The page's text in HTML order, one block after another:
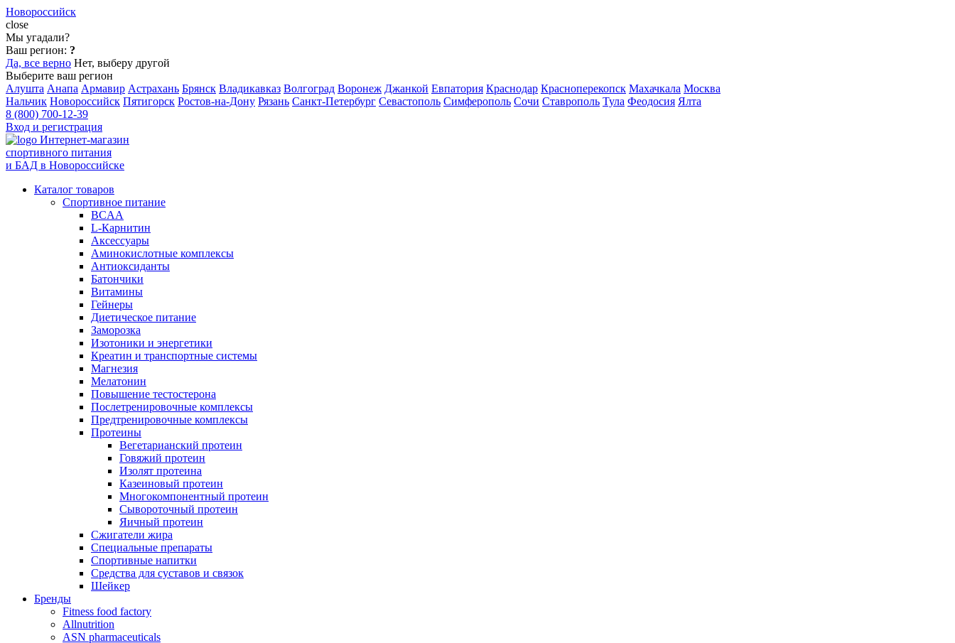
Новороссийск
close
Мы угадали?
Ваш регион: ?
Да, все верно Нет, выберу другой
Выберите ваш регион
Алушта Анапа Армавир Астрахань Брянск Владикавказ Волгоград Воронеж Джанкой Евпатория Краснодар Красноперекопск Махачкала Москва
Нальчик Новороссийск Пятигорск Ростов-на-Дону Рязань Санкт-Петербург Севастополь Симферополь Сочи Ставрополь Тула Феодосия Ялта
8 (800) 700-12-39
Вход и регистрация
Интернет-магазин
спортивного питания
и БАД в Новороссийске
Каталог товаров
Спортивное питание
BCAA
L-Карнитин
Аксессуары
Аминокислотные комплексы
Антиоксиданты
Батончики
Витамины
Гейнеры
Диетическое питание
Заморозка
Изотоники и энергетики
Креатин и транспортные системы
Магнезия
Мелатонин
Повышение тестостерона
Послетренировочные комплексы
Предтренировочные комплексы
Протеины
Вегетарианский протеин
Говяжий протеин
Изолят протеина
Казеиновый протеин
Многокомпонентный протеин
Сывороточный протеин
Яичный протеин
Сжигатели жира
Специальные препараты
Спортивные напитки
Средства для суставов и связок
Шейкер
Бренды
Fitness food factory
Allnutrition
ASN pharmaceuticals